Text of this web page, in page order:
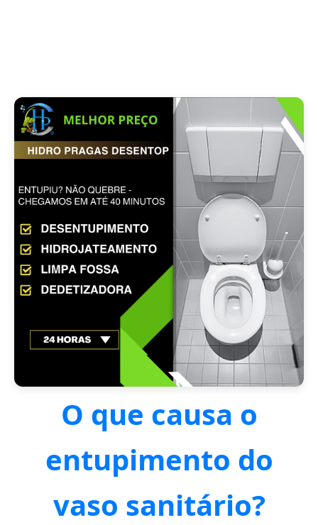
O que causa o
entupimento do
vaso sanitário?